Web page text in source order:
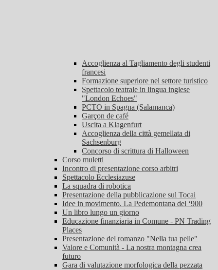
Accoglienza al Tagliamento degli studenti
francesi
Formazione superiore nel settore turistico
Spettacolo teatrale in lingua inglese
"London Echoes"
PCTO in Spagna (Salamanca)
Garçon de café
Uscita a Klagenfurt
Accoglienza della città gemellata di
Sachsenburg
Concorso di scrittura di Halloween
Corso muletti
Incontro di presentazione corso arbitri
Spettacolo Ecclesiazuse
La squadra di robotica
Presentazione della pubblicazione sul Tocai
Idee in movimento. La Pedemontana del ‘900
Un libro lungo un giorno
Educazione finanziaria in Comune - PN Trading
Places
Presentazione del romanzo "Nella tua pelle"
Valore e Comunità - La nostra montagna crea
futuro
Gara di valutazione morfologica della pezzata